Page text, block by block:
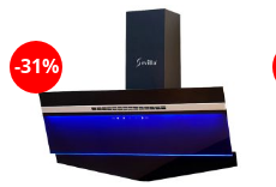
-31%